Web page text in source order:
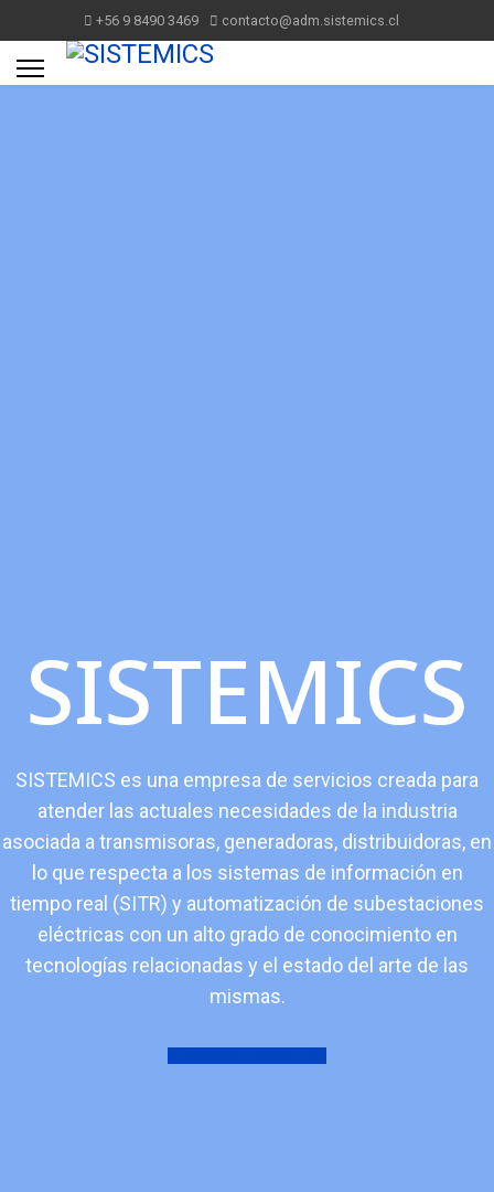
+56 9 8490 3469 contacto@adm.sistemics.cl
SISTEMICS
SISTEMICS es una empresa de servicios creada para
atender las actuales necesidades de la industria
asociada a transmisoras, generadoras, distribuidoras, en
lo que respecta a los sistemas de información en
tiempo real (SITR) y automatización de subestaciones
eléctricas con un alto grado de conocimiento en
tecnologías relacionadas y el estado del arte de las
mismas.